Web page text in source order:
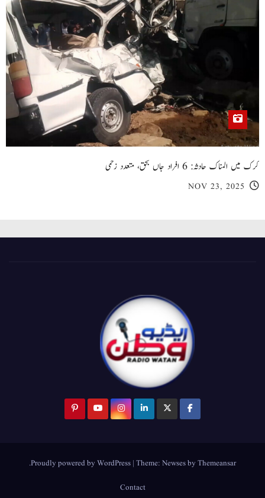
کرک میں المناک حادثہ: 6 افراد جاں بحق، متعدد زخمی
NOV 23, 2025
Proudly powered by WordPress |Theme:NewsesbyThemeansar
.
Contact